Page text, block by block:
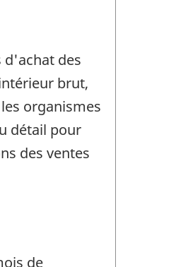
d'achat des
brut,
organismes
détail pour
des ventes
de